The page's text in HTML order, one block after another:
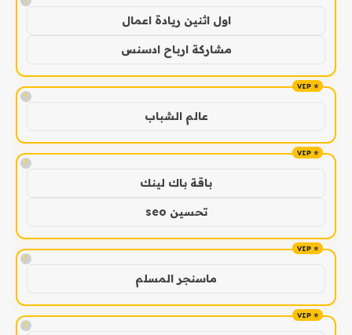
اول اثنين ريادة اعمال
مشاركة ارباح ادسنس
!
عالم الشباب
!
باقة باك لينك
تحسين seo
!
ماسنجر المسلم
!